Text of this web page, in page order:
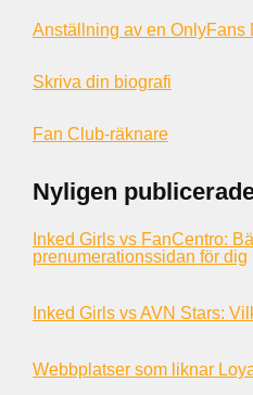
Anställning av en OnlyFans
Skriva din biografi
Fan Club-räknare
Nyligen
Inked Girls vs FanCentro:
prenumerationssidan för dig
Inked Girls vs AVN Stars:
Webbplatser som liknar